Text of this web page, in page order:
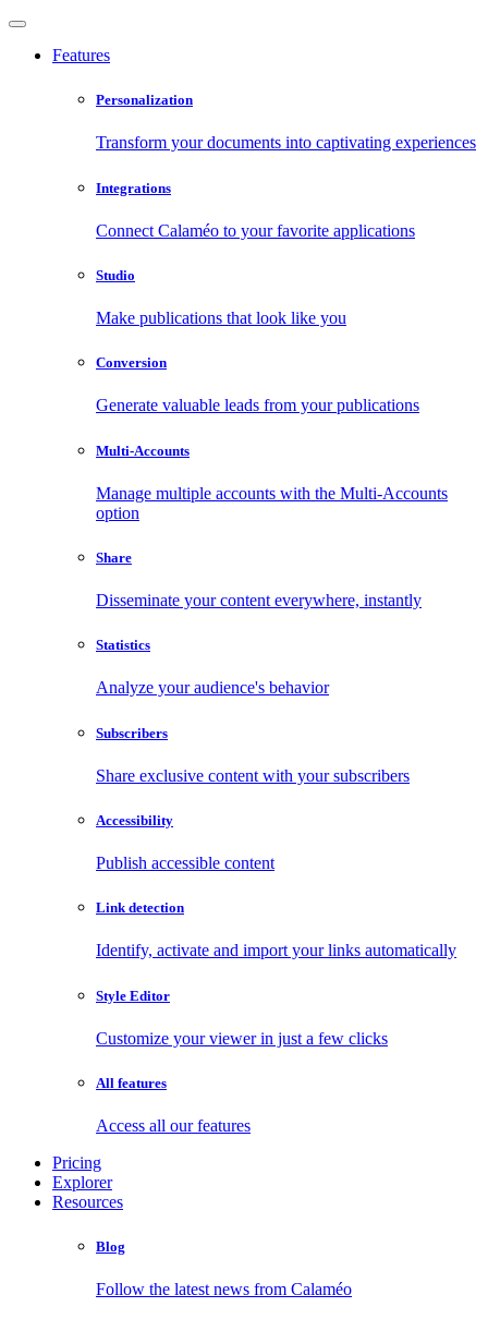
Features
Personalization
Transform your documents into captivating experiences
Integrations
Connect Calaméo to your favorite applications
Studio
Make publications that look like you
Conversion
Generate valuable leads from your publications
Multi-Accounts
Manage multiple accounts with the Multi-Accounts
option
Share
Disseminate your content everywhere, instantly
Statistics
Analyze your audience's behavior
Subscribers
Share exclusive content with your subscribers
Accessibility
Publish accessible content
Link detection
Identify, activate and import your links automatically
Style Editor
Customize your viewer in just a few clicks
All features
Access all our features
Pricing
Explorer
Resources
Blog
Follow the latest news from Calaméo